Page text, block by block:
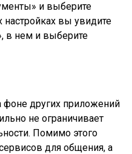
и выберите
настройках вы увидите
в нем и выберите
фоне других приложений
не ограничивает
Помимо этого
для общения, а